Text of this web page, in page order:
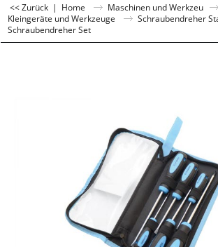
<< Zurück | Home
Maschinen und Werkzeu
Kleingeräte und Werkzeuge
Schraubendreher
Schraubendreher Set